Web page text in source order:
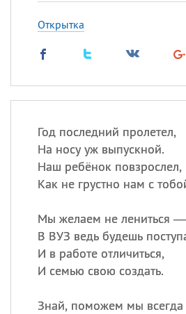
Открытка
Год последний пролетел,
На носу уж выпускной.
Наш ребёнок повзрослел,
Как не грустно нам с
Мы желаем не лениться —
В ВУЗ ведь будешь
И в работе отличиться,
И семью свою создать.
Знай, поможем мы